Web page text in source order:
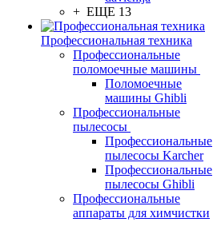
+ ЕЩЕ 13
Профессиональная техника
Профессиональные
поломоечные машины
Поломоечные
машины Ghibli
Профессиональные
пылесосы
Профессиональные
пылесосы Karcher
Профессиональные
пылесосы Ghibli
Профессиональные
аппараты для химчистки